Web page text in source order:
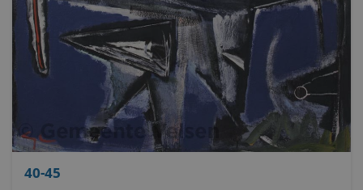
40-45